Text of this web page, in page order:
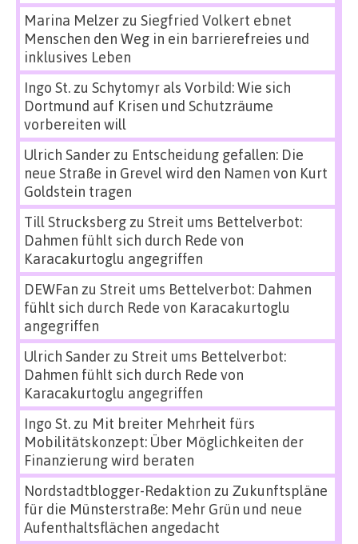
Marina Melzerzu Siegfried Volkert ebnet
Menschen den Weg in ein barrierefreies und
inklusives Leben
Ingo St.zu Schytomyr als Vorbild: Wie sich
Dortmund auf Krisen und Schutzräume
vorbereiten will
Ulrich Sanderzu Entscheidung gefallen: Die
neue Straße in Grevel wird den Namen von Kurt
Goldstein tragen
Till Strucksbergzu Streit ums Bettelverbot:
Dahmen fühlt sich durch Rede von
Karacakurtoglu angegriffen
DEWFan zu Streit ums Bettelverbot: Dahmen
fühlt sich durch Rede von Karacakurtoglu
angegriffen
Ulrich Sanderzu Streit ums Bettelverbot:
Dahmen fühlt sich durch Rede von
Karacakurtoglu angegriffen
Ingo St.zu Mit breiter Mehrheit fürs
Mobilitätskonzept: Über Möglichkeiten der
Finanzierung wird beraten
Nordstadtblogger-Redaktion zu Zukunftspläne
für die Münsterstraße: Mehr Grün und neue
Aufenthaltsflächen angedacht